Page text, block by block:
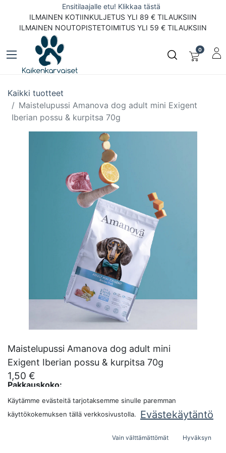
Ensitilaajalle etu! Klikkaa tästä
ILMAINEN KOTIINKULJETUS YLI 89 € TILAUKSIIN
ILMAINEN NOUTOPISTETOIMITUS YLI 59 € TILAUKSIIN
0
Kaikki tuotteet
Maistelupussi Amanova dog adult mini Exigent
Iberian possu & kurpitsa 70g
Maistelupussi Amanova dog adult mini
Exigent Iberian possu & kurpitsa 70g
1,50 €
Pakkauskoko:
Käytämme evästeitä tarjotaksemme sinulle paremman
käyttökokemuksen tällä verkkosivustolla.
Evästekäytäntö
Vain välttämättömät Hyväksyn